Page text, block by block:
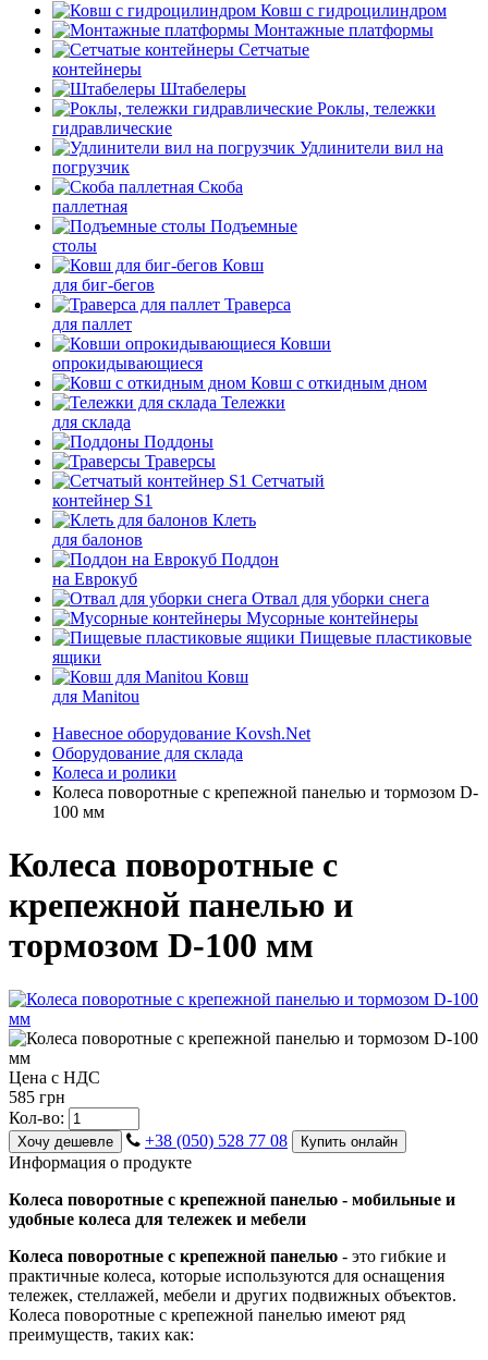
Ковш с гидроцилиндром
Монтажные платформы
Сетчатые
контейнеры
Штабелеры
Роклы, тележки
гидравлические
Удлинители вил на
погрузчик
Скоба
паллетная
Подъемные
столы
Ковш
для биг-бегов
Траверса
для паллет
Ковши
опрокидывающиеся
Ковш с откидным дном
Тележки
для склада
Поддоны
Траверсы
Сетчатый
контейнер S1
Клеть
для балонов
Поддон
на Еврокуб
Отвал для уборки снега
Мусорные контейнеры
Пищевые пластиковые
ящики
Ковш
для Manitou
Навесное оборудование Kovsh.Net
Оборудование для склада
Колеса и ролики
Колеса поворотные с крепежной панелью и тормозом D-
100 мм
Колеса поворотные с
крепежной панелью и
тормозом D-100 мм
Цена с НДС
585 грн
Кол-во:
Хочу дешевле +38 (050) 528 77 08 Купить онлайн
Информация о продукте
Колеса поворотные с крепежной панелью - мобильные и
удобные колеса для тележек и мебели
Колеса поворотные с крепежной панелью - это гибкие и
практичные колеса, которые используются для оснащения
тележек, стеллажей, мебели и других подвижных объектов.
Колеса поворотные с крепежной панелью имеют ряд
преимуществ, таких как: